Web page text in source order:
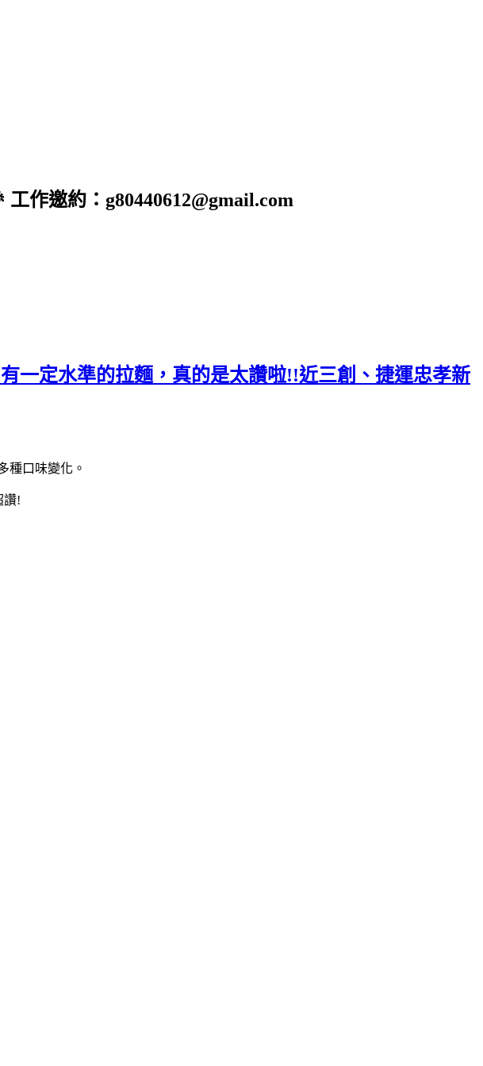
作邀約：g80440612@gmail.com
一定水準的拉麵，真的是太讚啦!!近三創、捷運忠孝新
種口味變化。
讚!